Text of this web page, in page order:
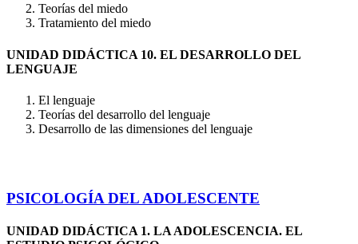
Teorías del miedo
Tratamiento del miedo
UNIDAD DIDÁCTICA 10. EL DESARROLLO DEL
LENGUAJE
El lenguaje
Teorías del desarrollo del lenguaje
Desarrollo de las dimensiones del lenguaje
PSICOLOGÍA DEL ADOLESCENTE
UNIDAD DIDÁCTICA 1. LA ADOLESCENCIA. EL